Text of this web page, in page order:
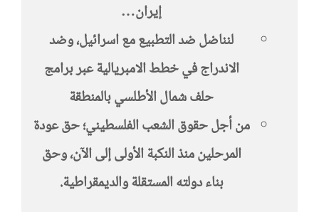
إيران…
لنناضل ضد التطبيع مع اسرائيل، وضد
الاندراج في خطط الامبريالية عبر برامج
حلف شمال الأطلسي بالمنطقة
من أجل حقوق الشعب الفلسطيني؛ حق عودة
المرحلين منذ النكبة الأولى إلى الآن، وحق
بناء دولته المستقلة والديمقراطية.